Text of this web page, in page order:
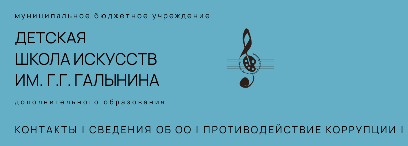
муниципальное бюджетное учреждение
ДЕТСКАЯ
ШКОЛА ИСКУССТВ
ИМ. Г.Г. ГАЛЫНИНА
дополнительного образования
КОНТАКТЫ | СВЕДЕНИЯ ОБ ОО | ПРОТИВОДЕЙСТВИЕ КОРРУПЦИИ |